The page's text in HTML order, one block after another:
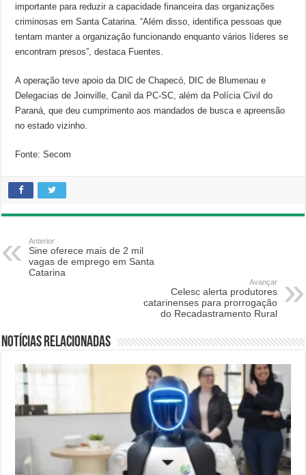
importante para reduzir a capacidade financeira das organizações
criminosas em Santa Catarina. “Além disso, identifica pessoas que
tentam manter a organização funcionando enquanto vários líderes se
encontram presos”, destaca Fuentes.
A operação teve apoio da DIC de Chapecó, DIC de Blumenau e
Delegacias de Joinville, Canil da PC-SC, além da Polícia Civil do
Paraná, que deu cumprimento aos mandados de busca e apreensão
no estado vizinho.
Fonte: Secom
Anterior
Sine oferece mais de 2 mil
vagas de emprego em Santa
Catarina
Avançar
Celesc alerta produtores
catarinenses para prorrogação
do Recadastramento Rural
Notícias relacionadas